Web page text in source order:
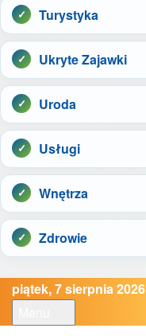
Turystyka
Ukryte Zajawki
Uroda
Usługi
Wnętrza
Zdrowie
piątek, 7 sierpnia 2026